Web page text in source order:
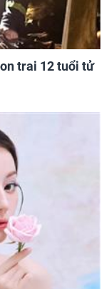
trai 12 tuổi tử